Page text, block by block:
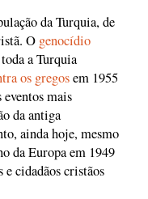
da Turquia, de
O genocídio
a Turquia
os gregosem 1955
mais
da antiga
ainda hoje, mesmo
da Europa em 1949
cidadãos cristãos